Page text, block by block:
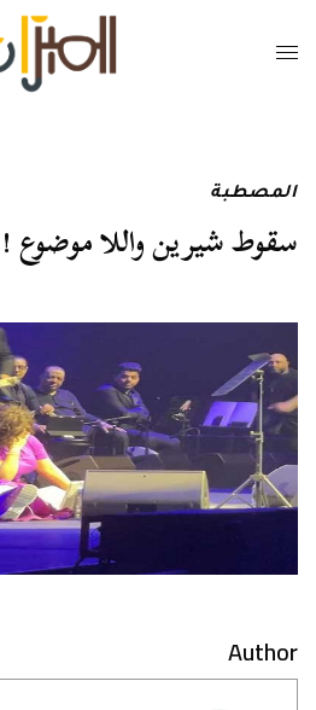
المصطبة
سقوط شيرين واللا موضوع !
Author